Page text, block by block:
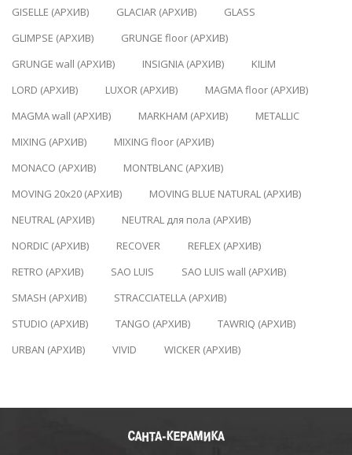
GISELLE (АРХИВ)
GLACIAR (АРХИВ)
GLASS
GLIMPSE (АРХИВ)
GRUNGE floor (АРХИВ)
GRUNGE wall (АРХИВ)
INSIGNIA (АРХИВ)
KILIM
LORD (АРХИВ)
LUXOR (АРХИВ)
MAGMA floor (АРХИВ)
MAGMA wall (АРХИВ)
MARKHAM (АРХИВ)
METALLIC
MIXING (АРХИВ)
MIXING floor (АРХИВ)
MONACO (АРХИВ)
MONTBLANC (АРХИВ)
MOVING 20x20 (АРХИВ)
MOVING BLUE NATURAL (АРХИВ)
NEUTRAL (АРХИВ)
NEUTRAL для пола (АРХИВ)
NORDIC (АРХИВ)
RECOVER
REFLEX (АРХИВ)
RETRO (АРХИВ)
SAO LUIS
SAO LUIS wall (АРХИВ)
SMASH (АРХИВ)
STRACCIATELLA (АРХИВ)
STUDIO (АРХИВ)
TANGO (АРХИВ)
TAWRIQ (АРХИВ)
URBAN (АРХИВ)
VIVID WICKER (АРХИВ)